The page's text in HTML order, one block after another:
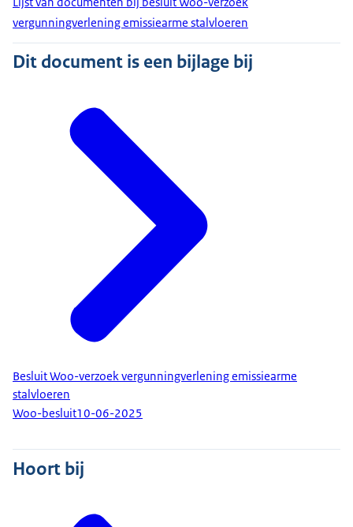
vergunningverlening emissiearme stalvloeren
Dit document is een bijlage bij
Besluit Woo-verzoek vergunningverlening emissiearme
stalvloeren
Woo-besluit10-06-2025
Hoort bij